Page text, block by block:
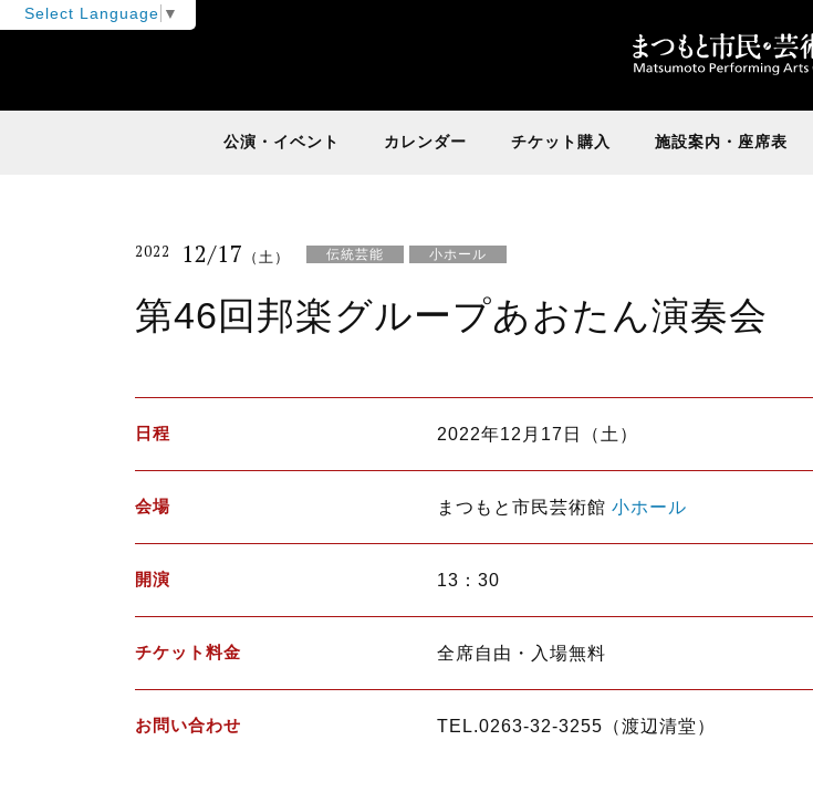
Select Language ▼
公演・イベント カレンダー チケット購入 施設案内・座席表
2022 12/17 （土） 伝統芸能 小ホール
第46回邦楽グループあおたん演奏会
日程 2022年12月17日（土）
会場 まつもと市民芸術館 小ホール
開演 13：30
チケット料金 全席自由・入場無料
お問い合わせ TEL.0263-32-3255（渡辺清堂）